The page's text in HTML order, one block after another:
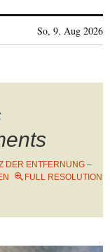
So, 9. Aug 2026
DER ENTFERNUNG –
FULL RESOLUTION